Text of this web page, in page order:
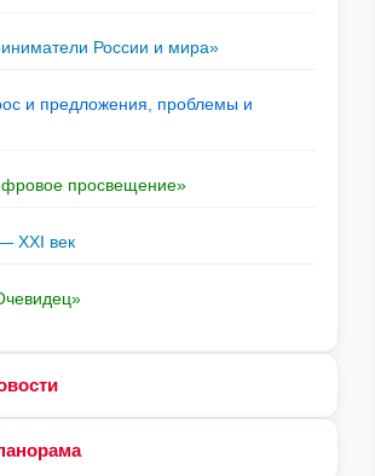
России и мира»
и предложения, проблемы и
просвещение»
XXI век